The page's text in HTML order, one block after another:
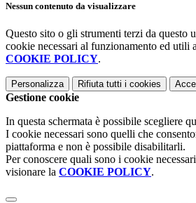
Nessun contenuto da visualizzare
Questo sito o gli strumenti terzi da questo
cookie necessari al funzionamento ed utili
COOKIE POLICY.
Personalizza Rifiuta tutti i cookies
Gestione cookie
In questa schermata è possibile scegliere
I cookie necessari sono quelli che
piattaforma e non è possibile disabilitarli.
Per conoscere quali sono i cookie
visionare la COOKIE POLICY.